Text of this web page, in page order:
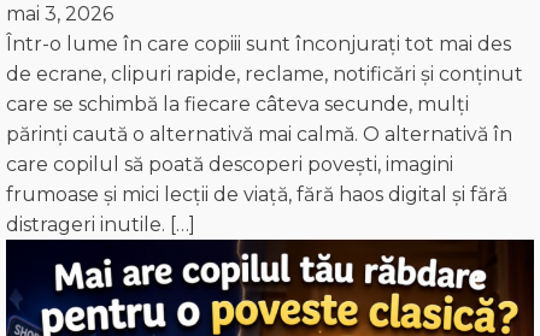
mai 3, 2026
Într-o lume în care copiii sunt înconjurați tot mai des
de ecrane, clipuri rapide, reclame, notificări și conținut
care se schimbă la fiecare câteva secunde, mulți
părinți caută o alternativă mai calmă. O alternativă în
care copilul să poată descoperi povești, imagini
frumoase și mici lecții de viață, fără haos digital și fără
distrageri inutile. […]